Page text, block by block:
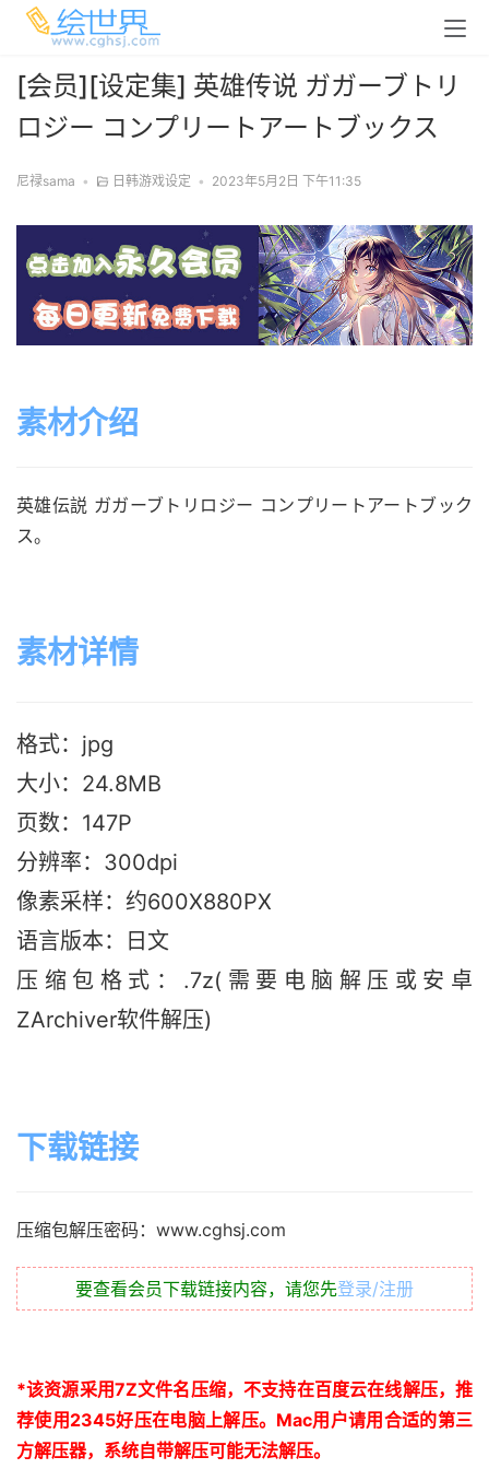
[会员][设定集] 英雄传说 ガガーブトリ
ロジー コンプリートアートブックス
尼禄sama • 日韩游戏设定 • 2023年5月2日 下午11:35
素材介绍
英雄伝説 ガガーブトリロジー コンプリートアートブック
ス。
素材详情
格式：jpg
大小：24.8MB
页数：147P
分辨率：300dpi
像素采样：约600X880PX
语言版本：日文
压缩包格式：.7z(需要电脑解压或安卓
ZArchiver软件解压)
下载链接
压缩包解压密码：www.cghsj.com
要查看会员下载链接内容，请您先登录/注册
*该资源采用7Z文件名压缩，不支持在百度云在线解压，推
荐使用2345好压在电脑上解压。 Mac用户请用合适的第三
方解压器，系统自带解压可能无法解压。